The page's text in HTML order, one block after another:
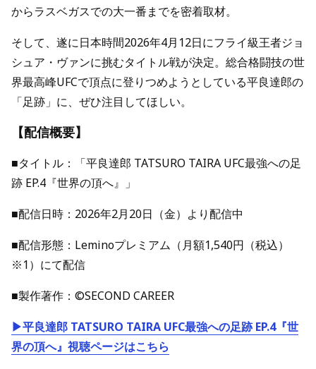
からラスベガスでの大一番までを密着取材。
そして、遂に日本時間2026年4月12日にフライ級王者ジョ
シュア・ヴァンに挑むタイトル戦が決定。総合格闘技の世
界最高峰UFCで頂点に登りつめようとしている平良達郎の
「足跡」に、ぜひ注目してほしい。
【配信概要】
■タイトル：「平良達郎 TATSURO TAIRA UFC最強への足
跡 EP.4『世界の頂へ』」
■配信日時：2026年2月20日（金）より配信中
■配信形態：Leminoプレミアム（月額1,540円（税込）
※1）にて配信
■製作著作：©SECOND CAREER
▶平良達郎 TATSURO TAIRA UFC最強への足跡 EP.4『世
界の頂へ』視聴ページはこちら